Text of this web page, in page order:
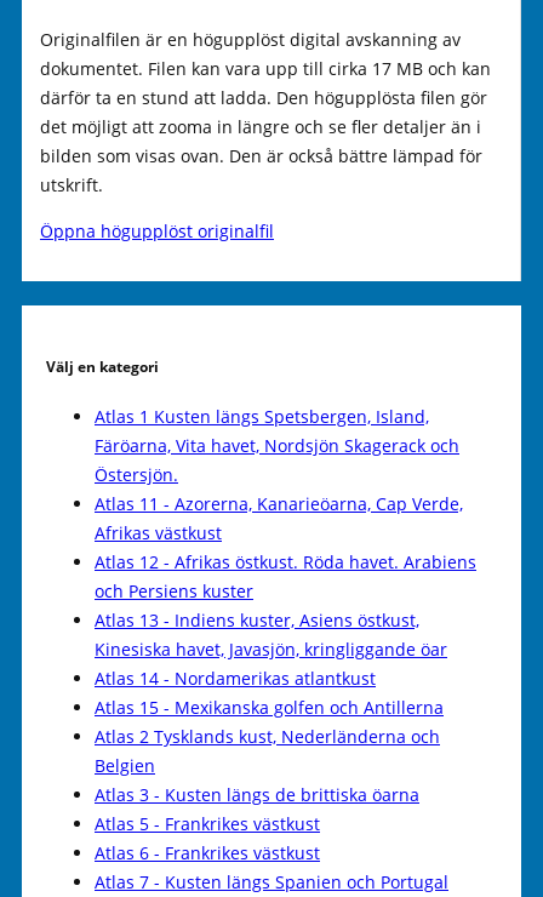
Originalfilen är en högupplöst digital avskanning av
dokumentet. Filen kan vara upp till cirka 17 MB och kan
därför ta en stund att ladda. Den högupplösta filen gör
det möjligt att zooma in längre och se fler detaljer än i
bilden som visas ovan. Den är också bättre lämpad för
utskrift.
Öppna högupplöst originalfil
Välj en kategori
Atlas 1 Kusten längs Spetsbergen, Island,
Färöarna, Vita havet, Nordsjön Skagerack och
Östersjön.
Atlas 11 - Azorerna, Kanarieöarna, Cap Verde,
Afrikas västkust
Atlas 12 - Afrikas östkust. Röda havet. Arabiens
och Persiens kuster
Atlas 13 - Indiens kuster, Asiens östkust,
Kinesiska havet, Javasjön, kringliggande öar
Atlas 14 - Nordamerikas atlantkust
Atlas 15 - Mexikanska golfen och Antillerna
Atlas 2 Tysklands kust, Nederländerna och
Belgien
Atlas 3 - Kusten längs de brittiska öarna
Atlas 5 - Frankrikes västkust
Atlas 6 - Frankrikes västkust
Atlas 7 - Kusten längs Spanien och Portugal